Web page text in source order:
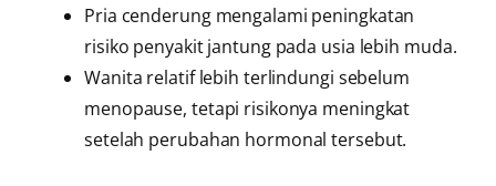
Pria cenderung mengalami peningkatan
risiko penyakit jantung pada usia lebih muda.
Wanita relatif lebih terlindungi sebelum
menopause, tetapi risikonya meningkat
setelah perubahan hormonal tersebut.